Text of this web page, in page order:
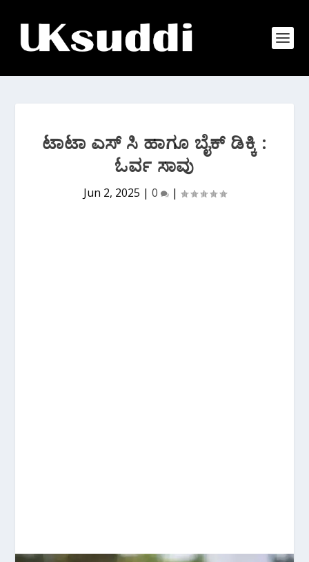
ಟಾಟಾ ಎಸ್ ಸಿ ಹಾಗೂ ಬೈಕ್ ಡಿಕ್ಕಿ :
ಓರ್ವ ಸಾವು
Jun 2, 2025 | 0 |